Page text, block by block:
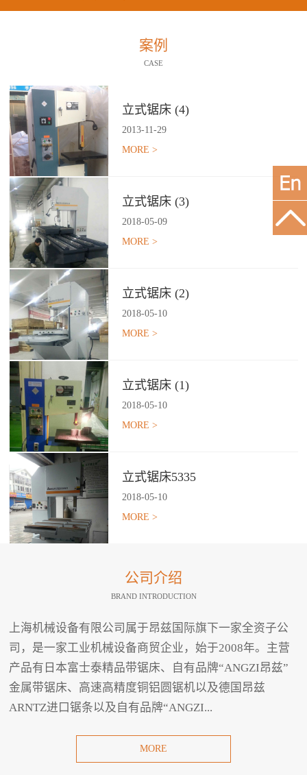
案例
CASE
立式锯床 (4)
2013-11 -29
MORE >
立式锯床 (3)
2018-05-09
MORE >
立式锯床 (2)
2018-05-10
MORE >
立式锯床 (1)
2018-05-10
MORE >
立式锯床5335
2018-05-10
MORE >
公司介绍
BRAND INTRODUCTION
上海机械设备有限公司属于昂兹国际旗下一家全资子公
司，是一家工业机械设备商贸企业，始于2008年。主营
产品有日本富士泰精品带锯床、自有品牌“ANGZI昂兹”
金属带锯床、高速高精度铜铝圆锯机以及德国昂兹
ARNTZ进口锯条以及自有品牌“ANGZI...
MORE